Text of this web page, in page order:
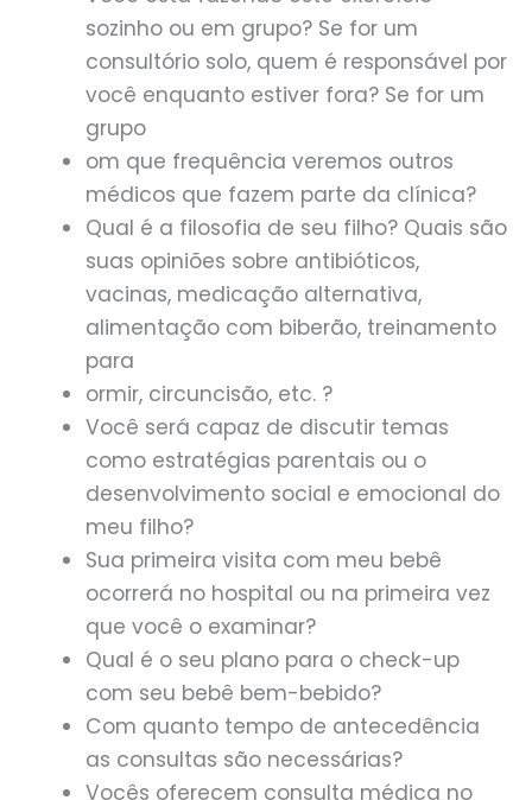
sozinho ou em grupo? Se for um
consultório solo, quem é responsável por
você enquanto estiver fora? Se for um
grupo
om que frequência veremos outros
médicos que fazem parte da clínica?
Qual é a filosofia de seu filho? Quais são
suas opiniões sobre antibióticos,
vacinas, medicação alternativa,
alimentação com biberão, treinamento
para
ormir, circuncisão, etc. ?
Você será capaz de discutir temas
como estratégias parentais ou o
desenvolvimento social e emocional do
meu filho?
Sua primeira visita com meu bebê
ocorrerá no hospital ou na primeira vez
que você o examinar?
Qual é o seu plano para o check-up
com seu bebê bem-bebido?
Com quanto tempo de antecedência
as consultas são necessárias?
Vocês oferecem consulta médica no